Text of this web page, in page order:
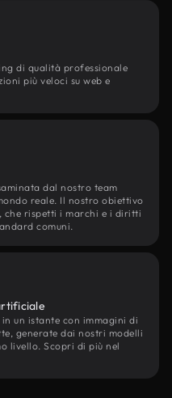
di qualità professionale
più veloci su web e
dal nostro team
reale. Il nostro obiettivo
che rispetti i marchi e i diritti
comuni.
un istante con immagini di
generate dai nostri modelli
livello. Scopri di più nel